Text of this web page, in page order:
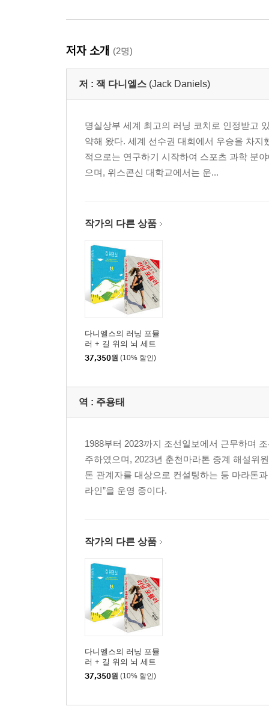
저자 소개 (2명)
저 : 잭 다니엘스 (Jack Daniels)
명실상부 세계 최고의 러닝 코치로 인정받고
약해 왔다. 세계 선수권 대회에서 우승을 차
적으로는 연구하기 시작하여 스포츠 과학 분
으며, 위스콘신 대학교에서는 운...
작가의 다른 상품
다니엘스의 러닝 포뮬
러 + 길 위의 뇌 세트
37,350원 (10% 할인)
역 : 주용태
1988부터 2023까지 조선일보에서 근무하며
주하였으며, 2023년 춘천마라톤 중계 해설위
톤 관계자를 대상으로 컨설팅하는 등 마라톤
라인”을 운영 중이다.
작가의 다른 상품
다니엘스의 러닝 포뮬
러 + 길 위의 뇌 세트
37,350원 (10% 할인)